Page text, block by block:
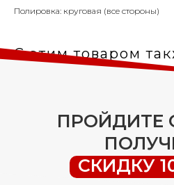
Полировка: круговая (все стороны)
С этим товаром
ПРОЙДИТЕ
СКИДКУ